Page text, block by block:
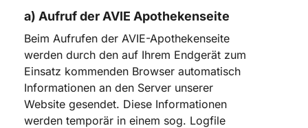
a) Aufruf der AVIE Apothekenseite
Beim Aufrufen der AVIE-Apothekenseite
werden durch den auf Ihrem Endgerät zum
Einsatz kommenden Browser automatisch
Informationen an den Server unserer
Website gesendet. Diese Informationen
werden temporär in einem sog. Logfile